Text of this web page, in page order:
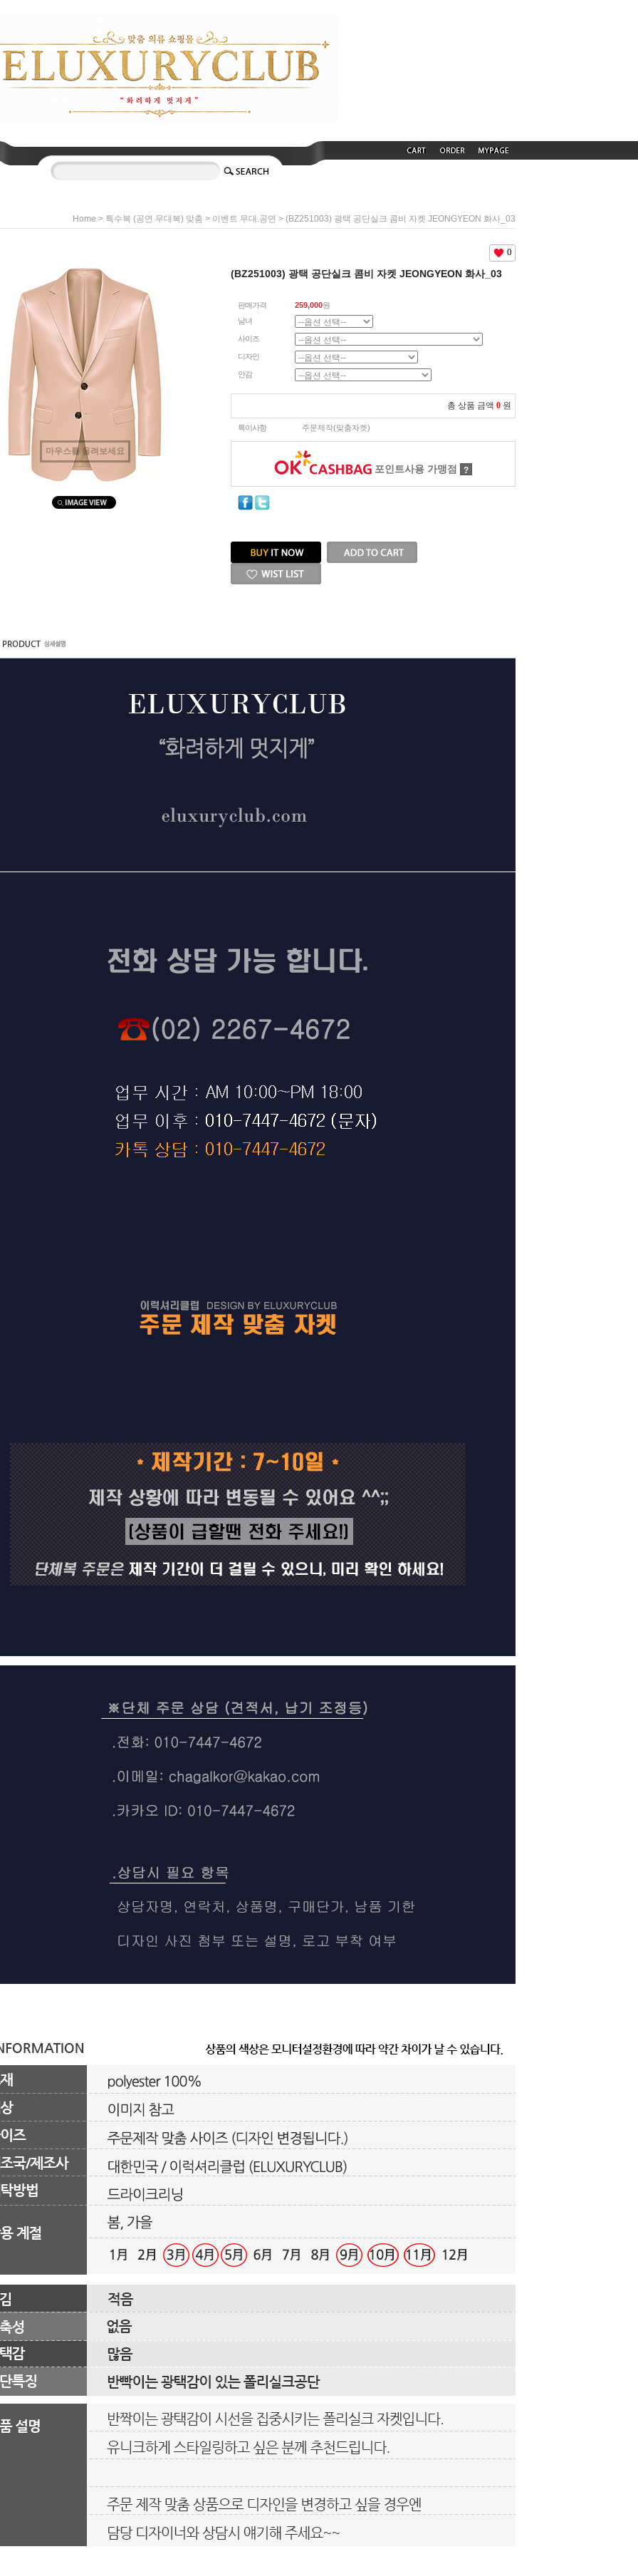
Home > 특수복 (공연 무대복) 맞춤 > 이벤트 무대.공연 > (BZ251003) 광택 공단실크 콤비 자켓 JEONGYEON 화사_03
마우스를 올려보세요
0
(BZ251003) 광택 공단실크 콤비 자켓 JEONGYEON 화사_03
판매가격 259,000원
남녀
사이즈
디자인
안감
총 상품 금액 0 원
특이사항 주문제작(맞춤자켓)
포인트사용 가맹점 ?